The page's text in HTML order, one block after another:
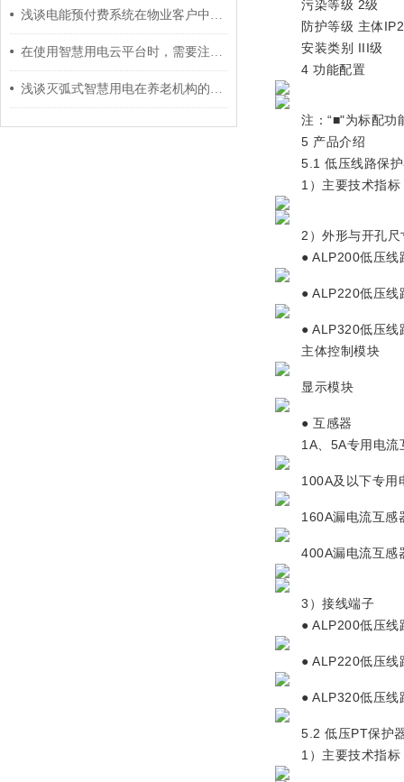
浅谈电能预付费系统在物业客户中的设计及应用
在使用智慧用电云平台时，需要注意哪些问题？
浅谈灭弧式智慧用电在养老机构的应用
污染等级 2级
防护等级 主体IP20
安装类别 III级
4 功能配置
注：“■"为标配功
5 产品介绍
5.1 低压线路保护
1）主要技术指标
2）外形与开孔尺
● ALP200低压线
● ALP220低压线
● ALP320低压线
主体控制模块
显示模块
● 互感器
1A、5A专用电流
100A及以下专用
160A漏电流互感
400A漏电流互感
3）接线端子
● ALP200低压线
● ALP220低压线
● ALP320低压线
5.2 低压PT保护
1）主要技术指标